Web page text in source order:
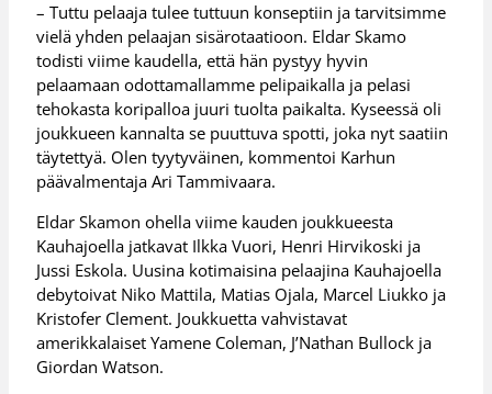
– Tuttu pelaaja tulee tuttuun konseptiin ja tarvitsimme
vielä yhden pelaajan sisärotaatioon. Eldar Skamo
todisti viime kaudella, että hän pystyy hyvin
pelaamaan odottamallamme pelipaikalla ja pelasi
tehokasta koripalloa juuri tuolta paikalta. Kyseessä oli
joukkueen kannalta se puuttuva spotti, joka nyt saatiin
täytettyä. Olen tyytyväinen, kommentoi Karhun
päävalmentaja Ari Tammivaara.
Eldar Skamon ohella viime kauden joukkueesta
Kauhajoella jatkavat Ilkka Vuori, Henri Hirvikoski ja
Jussi Eskola. Uusina kotimaisina pelaajina Kauhajoella
debytoivat Niko Mattila, Matias Ojala, Marcel Liukko ja
Kristofer Clement. Joukkuetta vahvistavat
amerikkalaiset Yamene Coleman, J’Nathan Bullock ja
Giordan Watson.